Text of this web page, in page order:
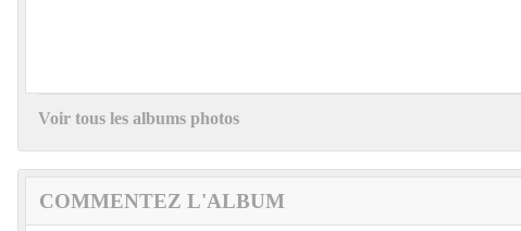
Voir tous les albums photos
COMMENTEZ L'ALBUM